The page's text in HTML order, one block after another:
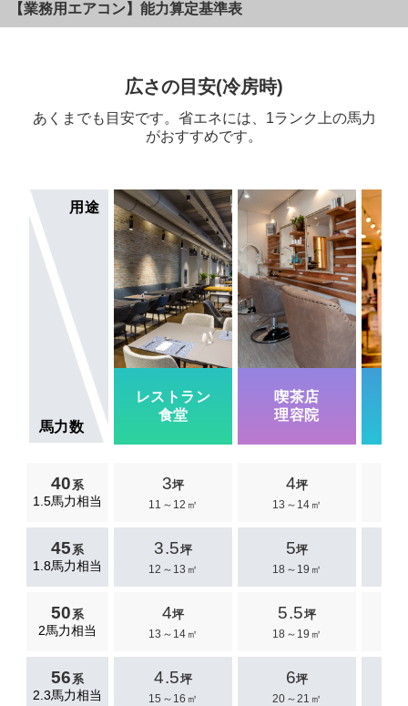
【業務用エアコン】能力算定基準表
広さの目安(冷房時)
あくまでも目安です。省エネには、1ランク上の馬力
がおすすめです。
用途
馬力数
レストラン
食堂
喫茶店
理容院
40系
1.5馬力相当
3坪
11～12㎡
4坪
13～14㎡
45系
1.8馬力相当
3.5坪
12～13㎡
5坪
18～19㎡
50系
2馬力相当
4坪
13～14㎡
5.5坪
18～19㎡
56系
2.3馬力相当
4.5坪
15～16㎡
6坪
20～21㎡